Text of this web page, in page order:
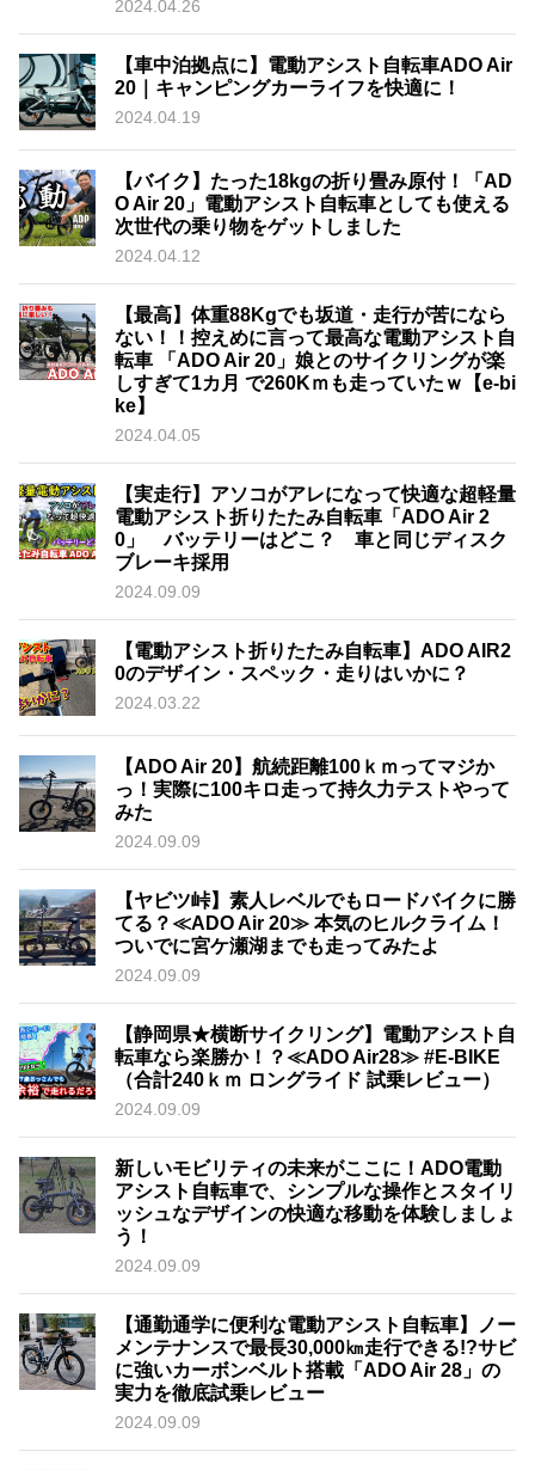
2024.04.26
【車中泊拠点に】電動アシスト自転車ADO Air
20｜キャンピングカーライフを快適に！
2024.04.19
【バイク】たった18kgの折り畳み原付！「AD
O Air 20」電動アシスト自転車としても使える
次世代の乗り物をゲットしました
2024.04.12
【最高】体重88Kgでも坂道・走行が苦になら
ない！！控えめに言って最高な電動アシスト自
転車 「ADO Air 20」娘とのサイクリングが楽
しすぎて1カ月 で260Kｍも走っていたｗ【e-bi
ke】
2024.04.05
【実走行】アソコがアレになって快適な超軽量
電動アシスト折りたたみ自転車「ADO Air 2
0」 バッテリーはどこ？ 車と同じディスク
ブレーキ採用
2024.09.09
【電動アシスト折りたたみ自転車】ADO AIR2
0のデザイン・スペック・走りはいかに？
2024.03.22
【ADO Air 20】航続距離100ｋｍってマジか
っ！実際に100キロ走って持久力テストやって
みた
2024.09.09
【ヤビツ峠】素人レベルでもロードバイクに勝
てる？≪ADO Air 20≫ 本気のヒルクライム！
ついでに宮ケ瀬湖までも走ってみたよ
2024.09.09
【静岡県★横断サイクリング】電動アシスト自
転車なら楽勝か！？≪ADO Air28≫ #E-BIKE
（合計240ｋｍ ロングライド 試乗レビュー）
2024.09.09
新しいモビリティの未来がここに！ADO電動
アシスト自転車で、シンプルな操作とスタイリ
ッシュなデザインの快適な移動を体験しましょ
う！
2024.09.09
【通勤通学に便利な電動アシスト自転車】ノー
メンテナンスで最長30,000㎞走行できる!?サビ
に強いカーボンベルト搭載「ADO Air 28」の
実力を徹底試乗レビュー
2024.09.09